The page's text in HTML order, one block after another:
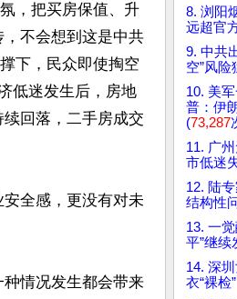
，把买房保值、升
不会想到这是中共
下，民众即使掏空
低迷发生后，房地
回落，二手房成交
全感，更没有对未
情况发生都会带来
8. 浏阳
远超官
9. 中共
空”风险
10. 美
普：伊
(73,287
11. 广
市低迷
12. 陆
结构性
13. 一
平”继续
14. 深
衣“裸检”